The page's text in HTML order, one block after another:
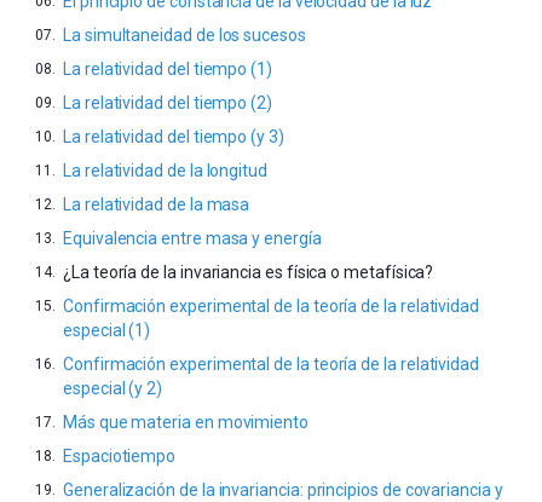
La simultaneidad de los sucesos
La relatividad del tiempo (1)
La relatividad del tiempo (2)
La relatividad del tiempo (y 3)
La relatividad de la longitud
La relatividad de la masa
Equivalencia entre masa y energía
¿La teoría de la invariancia es física o metafísica?
Confirmación experimental de la teoría de la relatividad
especial (1)
Confirmación experimental de la teoría de la relatividad
especial (y 2)
Más que materia en movimiento
Espaciotiempo
Generalización de la invariancia: principios de covariancia y